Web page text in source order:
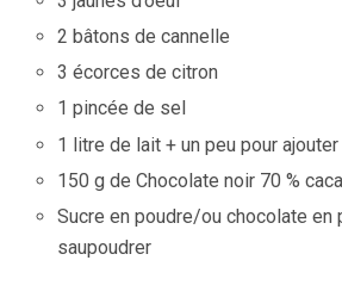
2 bâtons de cannelle
3 écorces de citron
1 pincée de sel
1 litre de lait + un peu pour ajouter
150 g de Chocolate noir 70 %
Sucre en poudre/ou chocolate en
saupoudrer